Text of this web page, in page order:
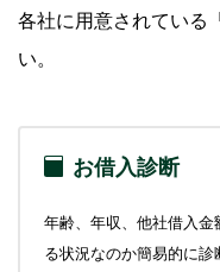
各社に用意されている
い。
お借入診断
年齢、年収、他社借入
る状況なのか簡易的に診